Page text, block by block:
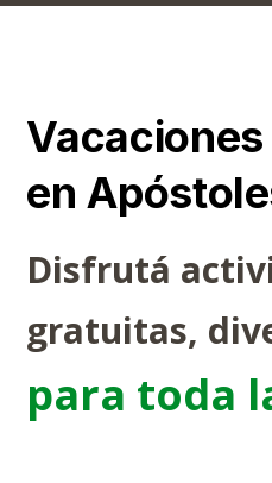
en
Disfrutá
gratuitas,
para toda